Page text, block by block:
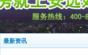
最新资讯